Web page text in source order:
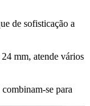
de sofisticação a
mm, atende vários
se para